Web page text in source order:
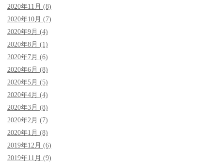
2020年11月 (8)
2020年10月 (7)
2020年9月 (4)
2020年8月 (1)
2020年7月 (6)
2020年6月 (8)
2020年5月 (5)
2020年4月 (4)
2020年3月 (8)
2020年2月 (7)
2020年1月 (8)
2019年12月 (6)
2019年11月 (9)